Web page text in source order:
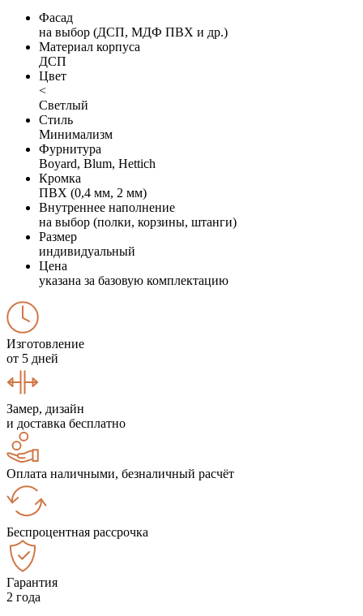
Фасад
на выбор (ДСП, МДФ ПВХ и др.)
Материал корпуса
ДСП
Цвет
<
Светлый
Стиль
Минимализм
Фурнитура
Boyard, Blum, Hettich
Кромка
ПВХ (0,4 мм, 2 мм)
Внутреннее наполнение
на выбор (полки, корзины, штанги)
Размер
индивидуальный
Цена
указана за базовую комплектацию
Изготовление
от 5 дней
Замер, дизайн
и доставка бесплатно
Оплата наличными, безналичный расчёт
Беспроцентная рассрочка
Гарантия
2 года